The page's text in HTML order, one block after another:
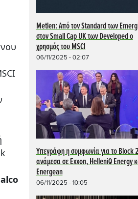
Metlen: Από τον Standard των
στον Small Cap UK των Developed o
χρησμός του MSCI
06/11/2025 - 02:07
Υπεγράφη η συμφωνία για το Block
ανάμεσα σε Exxon, HelleniQ Energy
Energean
06/11/2025 - 10:05